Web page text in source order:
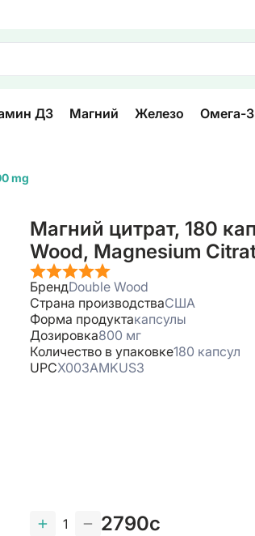
Д3 Магний Железо Омега-3
mg
Магний цитрат, 180
Wood, Magnesium
БрендDouble Wood
Страна производстваСША
Форма продуктакапсулы
Дозировка800 мг
Количество в упаковке180 капсул
UPCX003AMKUS3
1 2790c